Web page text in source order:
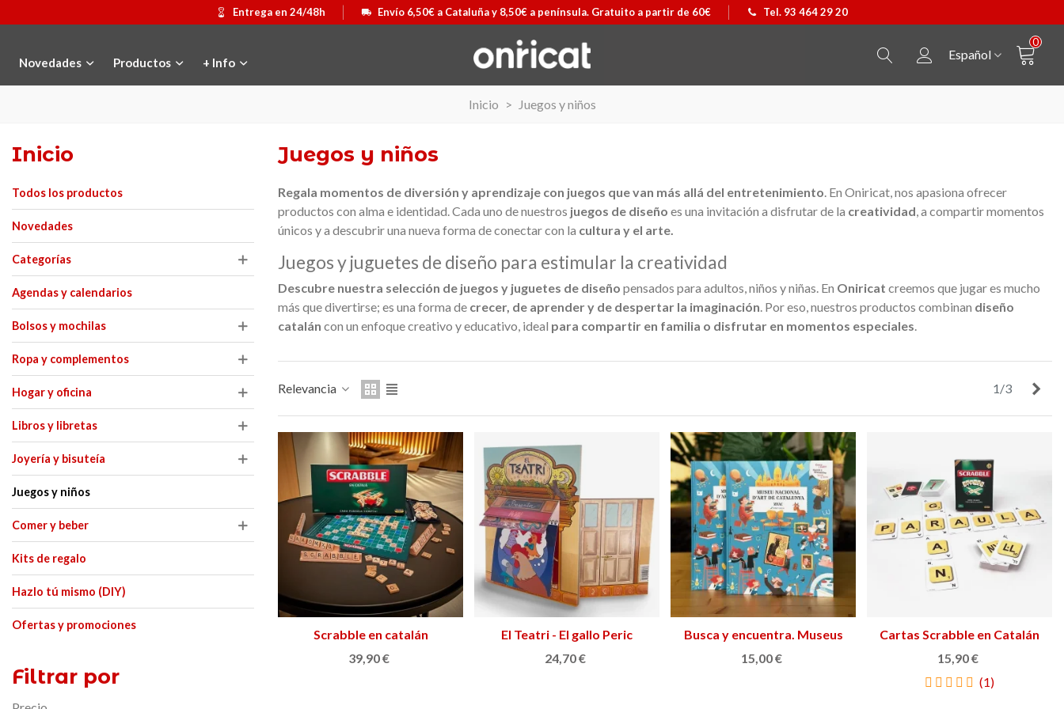
Entrega en 24/48h Envío 6,50€ a Cataluña y 8,50€ a península. Gratuito a partir de 60€ Tel. 93 464 29 20
Novedades Productos + Info
Español
0
Inicio > Juegos y niños
Inicio
Todos los productos
Novedades
Categorías
Agendas y calendarios
Bolsos y mochilas
Ropa y complementos
Hogar y oficina
Libros y libretas
Joyería y bisuteía
Juegos y niños
Comer y beber
Kits de regalo
Hazlo tú mismo (DIY)
Ofertas y promociones
Filtrar por
Juegos y niños
Regala momentos de diversión y aprendizaje con juegos que van más allá del entretenimiento. En Oniricat, nos apasiona ofrecer
productos con alma e identidad. Cada uno de nuestros juegos de diseño es una invitación a disfrutar de la creatividad, a compartir momentos
únicos y a descubrir una nueva forma de conectar con la cultura y el arte.
Juegos y juguetes de diseño para estimular la creatividad
Descubre nuestra selección de juegos y juguetes de diseño pensados para adultos, niños y niñas. En Oniricat creemos que jugar es mucho
más que divertirse; es una forma de crecer, de aprender y de despertar la imaginación. Por eso, nuestros productos combinan diseño
catalán con un enfoque creativo y educativo, ideal para compartir en familia o disfrutar en momentos especiales.
Relevancia 1/3
Añadir al carrito
Scrabble en catalán
39,90 €
Añadir al carrito
El Teatri - El gallo Peric
24,70 €
Ver más
Busca y encuentra. Museus
de Catalunya
15,00 €
Añadir al carrito
Cartas Scrabble en Catalán
15,90 €
(1)
al carritoGaudí 2026
NUEVO
Añadir al carrito
Medalla conmemorativa Gaudí 2026
– Edición limitada
149,00 €
159,00 €
45,90 €